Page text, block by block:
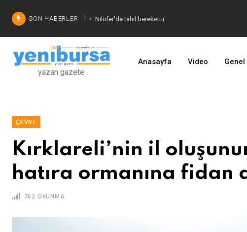
SON HABERLER Nilüfer'de tahıl berekettir
Şadi Özdemir'den çözüm
İşinizi geliştirin
yazan gazete
Anasayfa Video
ÇEVRE
Kırklareli’nin il
hatıra ormanına fidan
762 OKUNMA